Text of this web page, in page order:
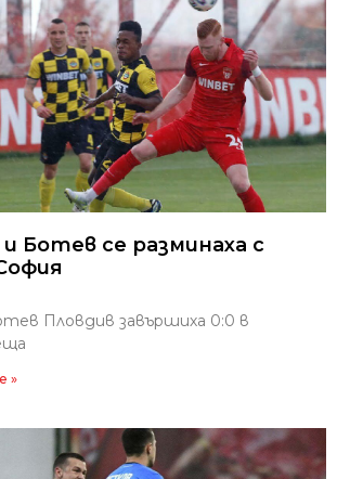
Ботев се разминаха с
Пловдив завършиха 0:0 в
»